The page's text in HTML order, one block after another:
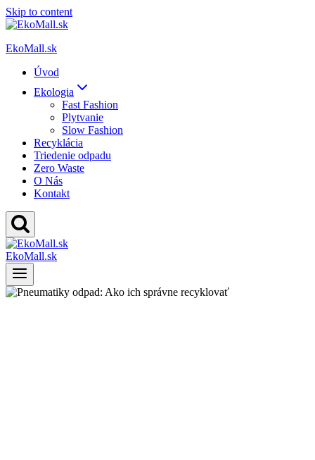
Skip to content
EkoMall.sk
Úvod
Ekologia
Fast Fashion
Plytvanie
Slow Fashion
Recyklácia
Triedenie odpadu
Zero Waste
O Nás
Kontakt
EkoMall.sk